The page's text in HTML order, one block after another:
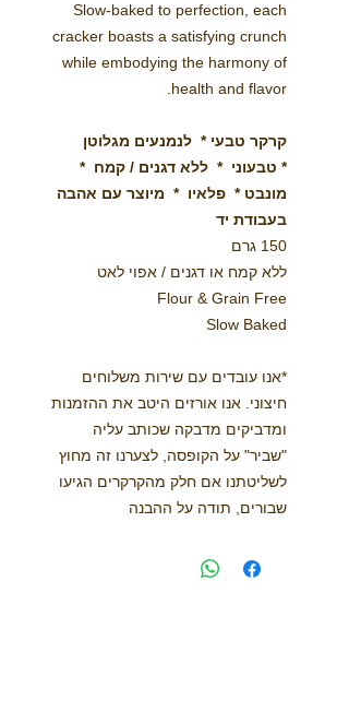
Slow-baked to perfection, each
cracker boasts a satisfying crunch
while embodying the harmony of
health and flavor.
קרקר טבעי * לנמנעים מגלוטן
* טבעוני * ללא דגנים / קמח *
מונבט * פלאיו * מיוצר עם אהבה
בעבודת יד
150 גרם
ללא קמח או דגנים / אפוי לאט
Flour & Grain Free
Slow Baked
*אנו עובדים עם שירות משלוחים
חיצוני. אנו אורזים היטב את ההזמנות
ומדביקים מדבקה שכותב עליה
"שביר" על הקופסה, לצערנו זה מחוץ
לשליטתנו אם חלק מהקרקרים הגיעו
שבורים, תודה על ההבנה